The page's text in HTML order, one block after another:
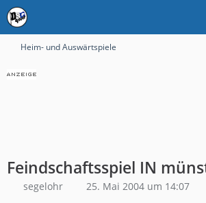
Heim- und Auswärtspiele
Feindschaftsspiel IN
segelohr 25. Mai 2004 um 14:07